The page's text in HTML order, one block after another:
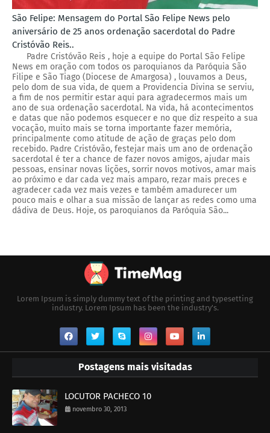
São Felipe: Mensagem do Portal São Felipe News pelo
aniversário de 25 anos ordenação sacerdotal do Padre
Cristóvão Reis..
Padre Cristóvão Reis , hoje a equipe do Portal São Felipe
News em oração com todos os paroquianos da Paróquia São
Filipe e São Tiago (Diocese de Amargosa) , louvamos a Deus,
pelo dom de sua vida, de quem a Providencia Divina se serviu,
a fim de nos permitir estar aqui para agradecermos mais um
ano de sua ordenação sacerdotal. Na vida, há acontecimentos
e datas que não podemos esquecer e no que diz respeito a sua
vocação, muito mais se torna importante fazer memória,
principalmente como atitude de ação de graças pelo dom
recebido. Padre Cristóvão, festejar mais um ano de ordenação
sacerdotal é ter a chance de fazer novos amigos, ajudar mais
pessoas, ensinar novas lições, sorrir novos motivos, amar mais
ao próximo e dar cada vez mais amparo, rezar mais preces e
agradecer cada vez mais vezes e também amadurecer um
pouco mais e olhar a sua missão de lançar as redes como uma
dádiva de Deus. Hoje, os paroquianos da Paróquia São...
Lorem Ipsum is simply dummy text of the printing and typesetting
industry. Lorem Ipsum has been the industry's.
Postagens mais visitadas
LOCUTOR PACHECO 10
novembro 30, 2013